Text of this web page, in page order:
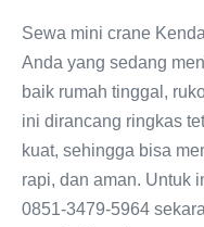
Sewa mini crane
Anda yang sedang
baik rumah tinggal,
ini dirancang ringkas
kuat, sehingga bisa
rapi, dan aman. Untuk
0851-3479-5964